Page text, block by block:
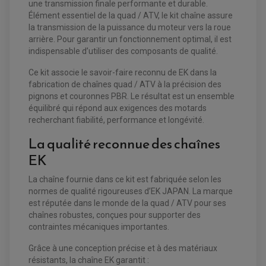
EQUIPEMENT ELECTRIQUE QUAD / SSV
ACCESSOIRES ELECTRIQUE QUAD / SSV
BOITIER CDI QUAD ET SSV
CHARGEUR DE BATTERIE QUAD / SSV
COMPTEUR QUAD / SSV
DÉMARREUR
ECLAIRAGE LED / HALOGÈNE
une transmission finale performante et durable.
Élément essentiel de la quad / ATV, le kit chaîne assure
la transmission de la puissance du moteur vers la roue
arrière. Pour garantir un fonctionnement optimal, il est
indispensable d’utiliser des composants de qualité.
Ce kit associe le savoir-faire reconnu de EK dans la
fabrication de chaînes quad / ATV à la précision des
pignons et couronnes PBR. Le résultat est un ensemble
équilibré qui répond aux exigences des motards
recherchant fiabilité, performance et longévité.
La qualité reconnue des chaînes
EK
La chaîne fournie dans ce kit est fabriquée selon les
normes de qualité rigoureuses d’EK JAPAN. La marque
est réputée dans le monde de la quad / ATV pour ses
chaînes robustes, conçues pour supporter des
contraintes mécaniques importantes.
Grâce à une conception précise et à des matériaux
résistants, la chaîne EK garantit :